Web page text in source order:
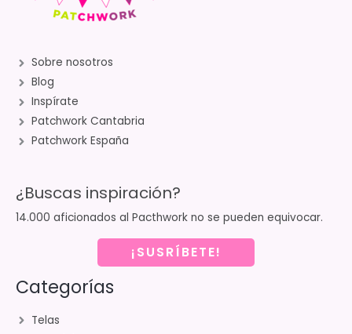
Sobre nosotros
Blog
Inspírate
Patchwork Cantabria
Patchwork España
¿Buscas inspiración?
14.000 aficionados al Pacthwork no se pueden equivocar.
¡SUSRÍBETE!
Categorías
Telas